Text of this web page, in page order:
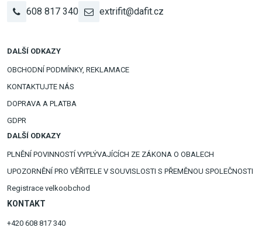
608 817 340 extrifit@dafit.cz
DALŠÍ ODKAZY
OBCHODNÍ PODMÍNKY, REKLAMACE
KONTAKTUJTE NÁS
DOPRAVA A PLATBA
GDPR
DALŠÍ ODKAZY
PLNĚNÍ POVINNOSTÍ VYPLÝVAJÍCÍCH ZE ZÁKONA O OBALECH
UPOZORNĚNÍ PRO VĚŘITELE V SOUVISLOSTI S PŘEMĚNOU SPOLEČNOSTI
Registrace velkoobchod
KONTAKT
+420 608 817 340